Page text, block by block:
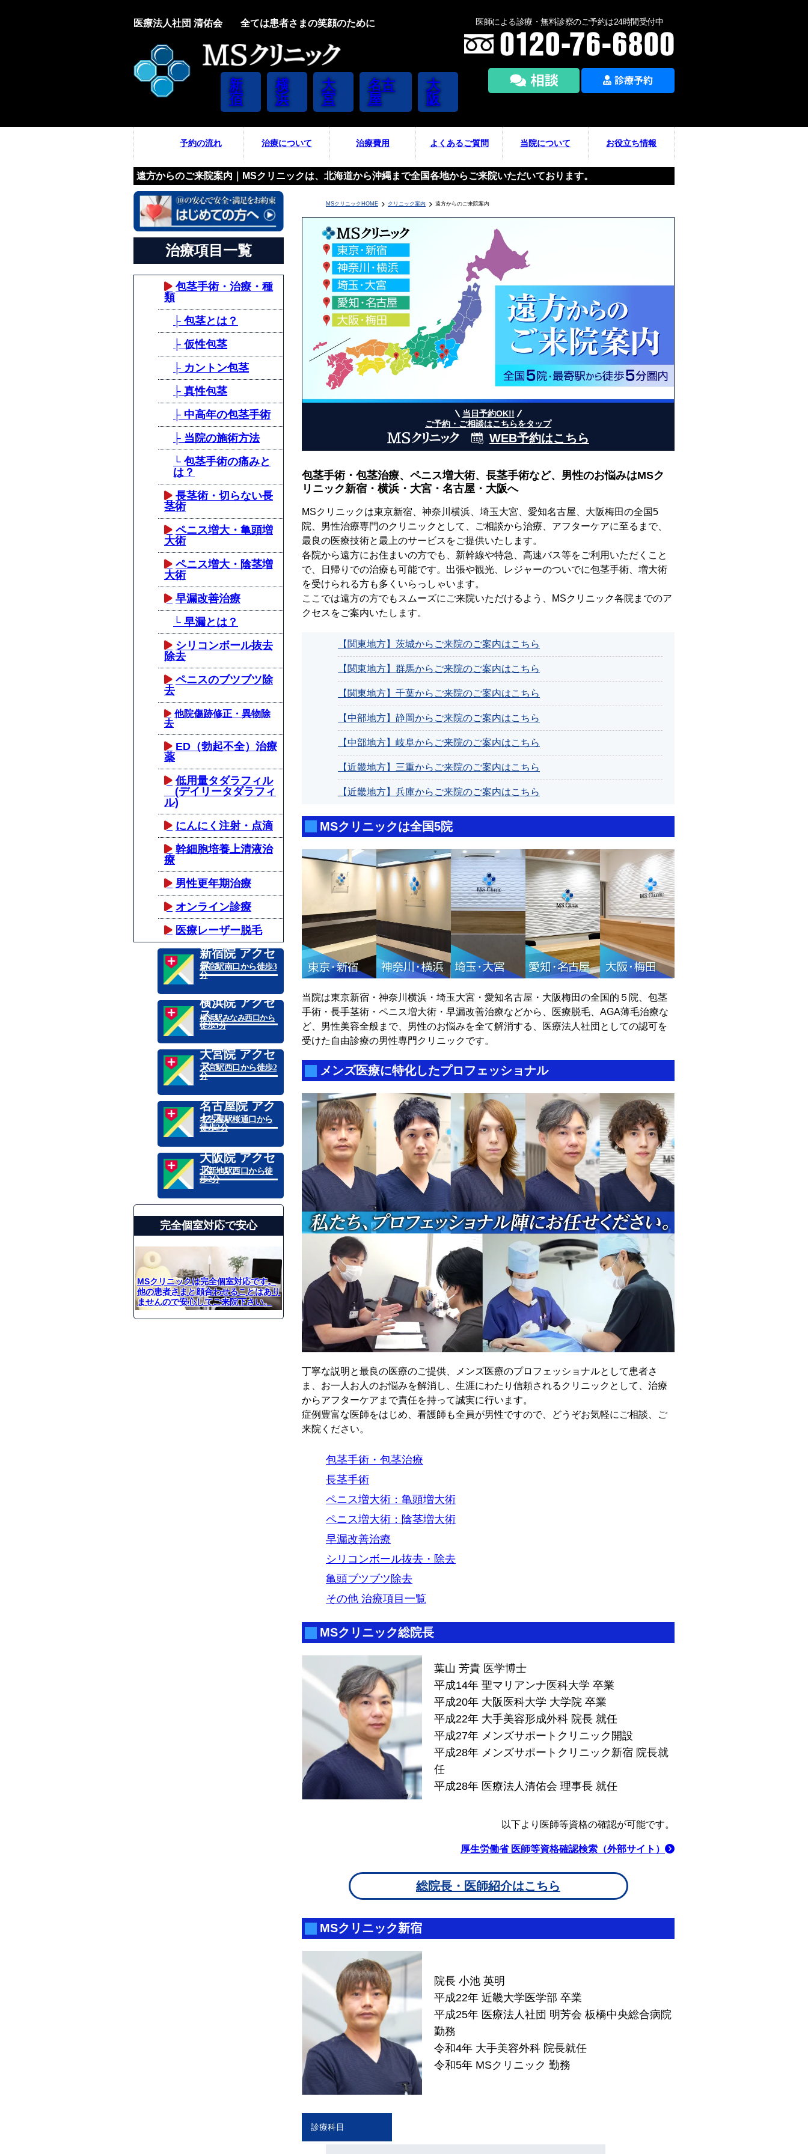
医療法人社団 清佑会 全ては患者さまの笑顔のために
新
宿
横
浜
大
宮
名古
屋
大
阪
医師による診療・無料診察のご予約は24時間受付中
予約の流れ 治療について 治療費用 よくあるご質問 当院について お役立ち情報
遠方からのご来院案内｜MSクリニックは、北海道から沖縄まで全国各地からご来院いただいております。
治療項目一覧
包茎手術・治療・種
類
├ 包茎とは？
├ 仮性包茎
├ カントン包茎
├ 真性包茎
├ 中高年の包茎手術
├ 当院の施術方法
└ 包茎手術の痛みと
は？
長茎術・切らない長
茎術
ペニス増大・亀頭増
大術
ペニス増大・陰茎増
大術
早漏改善治療
└ 早漏とは？
シリコンボール抜去
除去
ペニスのブツブツ除
去
他院傷跡修正・異物除
去
ED（勃起不全）治療
薬
低用量タダラフィル
(デイリータダラフィ
ル)
にんにく注射・点滴
幹細胞培養上清液治
療
男性更年期治療
オンライン診療
医療レーザー脱毛
新宿駅南口から徒歩3
分
新宿院 アクセ
ス
横浜駅みなみ西口から
徒歩5分
横浜院 アクセ
ス
大宮駅西口から徒歩2
分
大宮院 アクセ
ス
名古屋駅桜通口から
徒歩2分
名古屋院 アク
セス
北新地駅西口から徒
歩2分
大阪院 アクセ
ス
完全個室対応で安心
MSクリニックは完全個室対応です。
他の患者さまと顔合わせることはあり
ませんので安心してご来院下さい。
MSクリニックHOME クリニック案内 遠方からのご来院案内
当日予約OK!!
ご予約・ご相談はこちらをタップ
WEB予約はこちら
包茎手術・包茎治療、ペニス増大術、長茎手術など、男性のお悩みはMSク
リニック新宿・横浜・大宮・名古屋・大阪へ
MSクリニックは東京新宿、神奈川横浜、埼玉大宮、愛知名古屋、大阪梅田の全国5
院、男性治療専門のクリニックとして、ご相談から治療、アフターケアに至るまで、
最良の医療技術と最上のサービスをご提供いたします。
各院から遠方にお住まいの方でも、新幹線や特急、高速バス等をご利用いただくこと
で、日帰りでの治療も可能です。出張や観光、レジャーのついでに包茎手術、増大術
を受けられる方も多くいらっしゃいます。
ここでは遠方の方でもスムーズにご来院いただけるよう、MSクリニック各院までのア
クセスをご案内いたします。
【関東地方】茨城からご来院のご案内はこちら
【関東地方】群馬からご来院のご案内はこちら
【関東地方】千葉からご来院のご案内はこちら
【中部地方】静岡からご来院のご案内はこちら
【中部地方】岐阜からご来院のご案内はこちら
【近畿地方】三重からご来院のご案内はこちら
【近畿地方】兵庫からご来院のご案内はこちら
MSクリニックは全国5院
当院は東京新宿・神奈川横浜・埼玉大宮・愛知名古屋・大阪梅田の全国的５院、包茎
手術・長手茎術・ペニス増大術・早漏改善治療などから、医療脱毛、AGA薄毛治療な
ど、男性美容全般まで、男性のお悩みを全て解消する、医療法人社団としての認可を
受けた自由診療の男性専門クリニックです。
メンズ医療に特化したプロフェッショナル
丁寧な説明と最良の医療のご提供、メンズ医療のプロフェッショナルとして患者さ
ま、お一人お人のお悩みを解消し、生涯にわたり信頼されるクリニックとして、治療
からアフターケアまで責任を持って誠実に行います。
症例豊富な医師をはじめ、看護師も全員が男性ですので、どうぞお気軽にご相談、ご
来院ください。
包茎手術・包茎治療
長茎手術
ペニス増大術：亀頭増大術
ペニス増大術：陰茎増大術
早漏改善治療
シリコンボール抜去・除去
亀頭ブツブツ除去
その他 治療項目一覧
MSクリニック総院長
葉山 芳貴 医学博士
平成14年 聖マリアンナ医科大学 卒業
平成20年 大阪医科大学 大学院 卒業
平成22年 大手美容形成外科 院長 就任
平成27年 メンズサポートクリニック開設
平成28年 メンズサポートクリニック新宿 院長就
任
平成28年 医療法人清佑会 理事長 就任
以下より医師等資格の確認が可能です。
厚生労働省 医師等資格確認検索（外部サイト）
総院長・医師紹介はこちら
MSクリニック新宿
院長 小池 英明
平成22年 近畿大学医学部 卒業
平成25年 医療法人社団 明芳会 板橋中央総合病院
勤務
令和4年 大手美容外科 院長就任
令和5年 MSクリニック 勤務
診療科目